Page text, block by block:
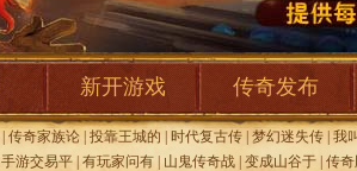
新开游戏 传奇发布
传奇家族论 投靠王城的 时代复古传 梦幻迷失传 我
手游交易平 有玩家问有 山鬼传奇战 变成山谷于 传